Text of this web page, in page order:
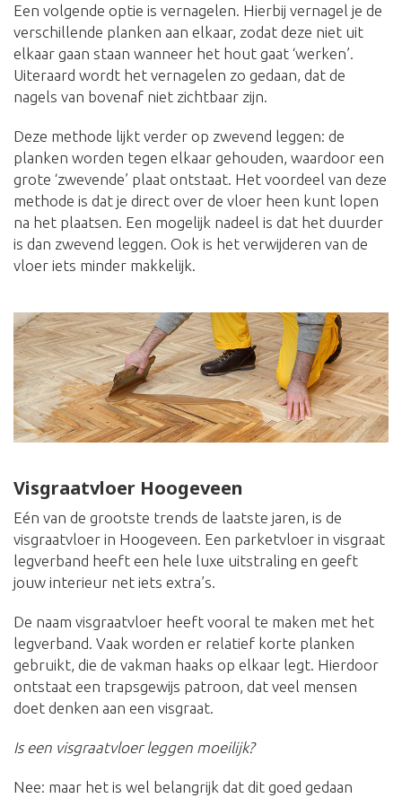
Een volgende optie is vernagelen. Hierbij vernagel je de
verschillende planken aan elkaar, zodat deze niet uit
elkaar gaan staan wanneer het hout gaat ‘werken’.
Uiteraard wordt het vernagelen zo gedaan, dat de
nagels van bovenaf niet zichtbaar zijn.
Deze methode lijkt verder op zwevend leggen: de
planken worden tegen elkaar gehouden, waardoor een
grote ‘zwevende’ plaat ontstaat. Het voordeel van deze
methode is dat je direct over de vloer heen kunt lopen
na het plaatsen. Een mogelijk nadeel is dat het duurder
is dan zwevend leggen. Ook is het verwijderen van de
vloer iets minder makkelijk.
Visgraatvloer Hoogeveen
Eén van de grootste trends de laatste jaren, is de
visgraatvloer in Hoogeveen. Een parketvloer in visgraat
legverband heeft een hele luxe uitstraling en geeft
jouw interieur net iets extra’s.
De naam visgraatvloer heeft vooral te maken met het
legverband. Vaak worden er relatief korte planken
gebruikt, die de vakman haaks op elkaar legt. Hierdoor
ontstaat een trapsgewijs patroon, dat veel mensen
doet denken aan een visgraat.
Is een visgraatvloer leggen moeilijk?
Nee: maar het is wel belangrijk dat dit goed gedaan